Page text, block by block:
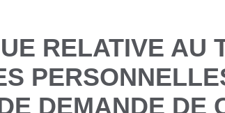
RELATIVE AU
DEMANDE DE